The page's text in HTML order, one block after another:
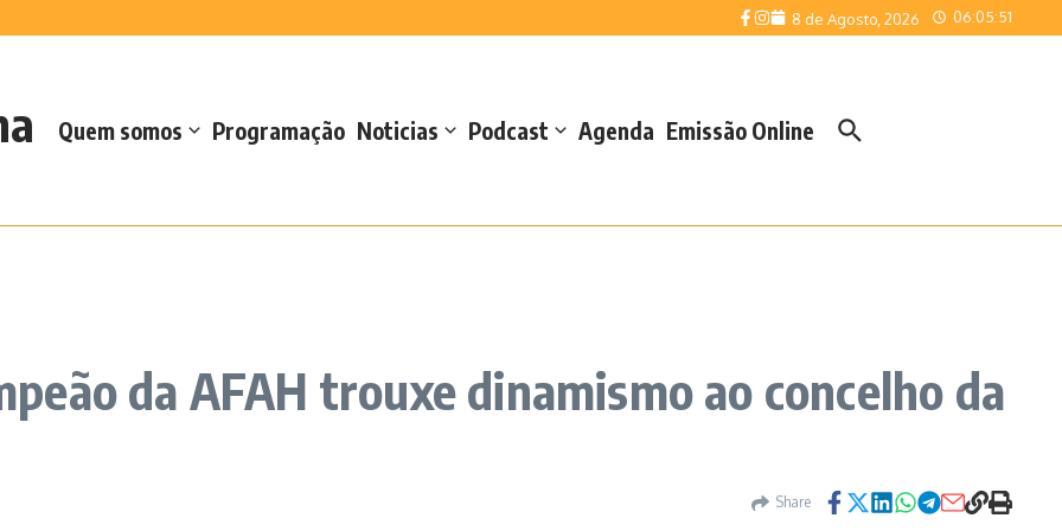
da memória da Regata da Autonomia
sementes de milho e sorgo
8 de Agosto, 2026 06:05:51
Quem somos Programação Noticias Podcast Agenda Emissão Online
da AFAH trouxe dinamismo ao concelho da
Share